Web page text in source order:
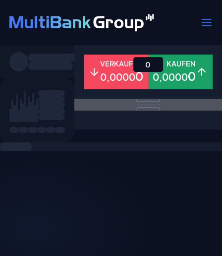
Alle Forex Metalle Aktien
VERKAUFEN
0,00000
KAUFEN
0,00000
0